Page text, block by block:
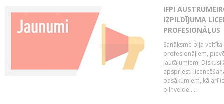
IFPI
IZPILDĪJUMA
PROFESIONĀĻUS
Sanāksme bija
profesionāļiem,
jautājumiem.
apspriesti
pasākumiem, kā arī
pilnveidei....